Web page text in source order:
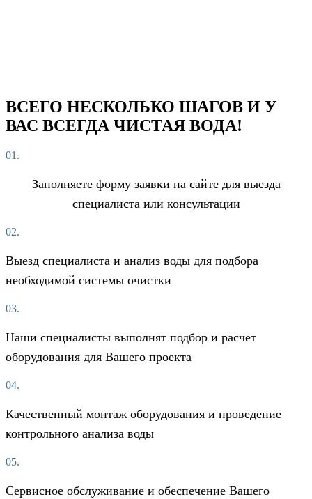
ВСЕГО НЕСКОЛЬКО ШАГОВ И У
ВАС ВСЕГДА ЧИСТАЯ ВОДА!
01.
Заполняете форму заявки на сайте для выезда
специалиста или консультации
02.
Выезд специалиста и анализ воды для подбора
необходимой системы очистки
03.
Наши специалисты выполнят подбор и расчет
оборудования для Вашего проекта
04.
Качественный монтаж оборудования и проведение
контрольного анализа воды
05.
Сервисное обслуживание и обеспечение Вашего